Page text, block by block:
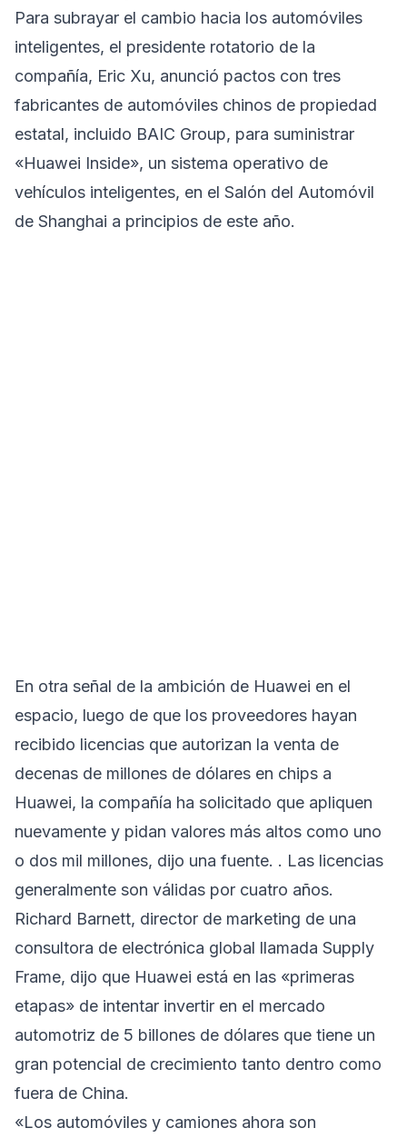
Para subrayar el cambio hacia los automóviles
inteligentes, el presidente rotatorio de la
compañía, Eric Xu, anunció pactos con tres
fabricantes de automóviles chinos de propiedad
estatal, incluido BAIC Group, para suministrar
«Huawei Inside», un sistema operativo de
vehículos inteligentes, en el Salón del Automóvil
de Shanghai a principios de este año.
En otra señal de la ambición de Huawei en el
espacio, luego de que los proveedores hayan
recibido licencias que autorizan la venta de
decenas de millones de dólares en chips a
Huawei, la compañía ha solicitado que apliquen
nuevamente y pidan valores más altos como uno
o dos mil millones, dijo una fuente. . Las licencias
generalmente son válidas por cuatro años.
Richard Barnett, director de marketing de una
consultora de electrónica global llamada Supply
Frame, dijo que Huawei está en las «primeras
etapas» de intentar invertir en el mercado
automotriz de 5 billones de dólares que tiene un
gran potencial de crecimiento tanto dentro como
fuera de China.
«Los automóviles y camiones ahora son